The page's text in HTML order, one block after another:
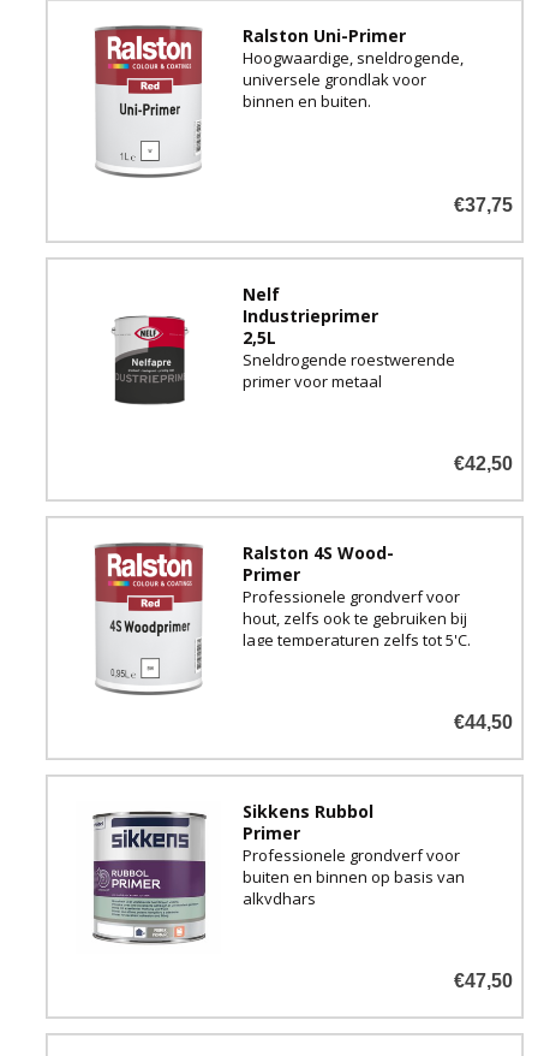
Ralston Uni-Primer
Hoogwaardige, sneldrogende,
universele grondlak voor
binnen en buiten.
€37,75
Nelf
Industrieprimer
2,5L
Sneldrogende roestwerende
primer voor metaal
€42,50
Ralston 4S Wood-
Primer
Professionele grondverf voor
hout, zelfs ook te gebruiken bij
lage temperaturen zelfs tot 5'C.
€44,50
Sikkens Rubbol
Primer
Professionele grondverf voor
buiten en binnen op basis van
alkydhars
€47,50